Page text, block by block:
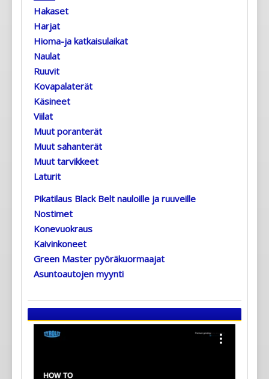
Hakaset
Harjat
Hioma-ja katkaisulaikat
Naulat
Ruuvit
Kovapalaterät
Käsineet
Viilat
Muut poranterät
Muut sahanterät
Muut tarvikkeet
Laturit
Pikatilaus Black Belt nauloille ja ruuveille
Nostimet
Konevuokraus
Kaivinkoneet
Green Master pyöräkuormaajat
Asuntoautojen myynti